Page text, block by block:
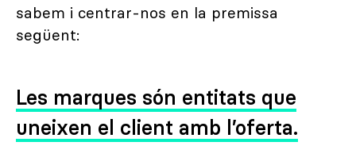
sabem i centrar-nos en la premissa
següent:
Les marques són entitats que
uneixen el client amb l’oferta.